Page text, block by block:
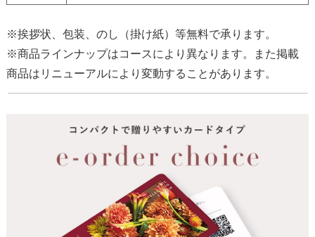
※挨拶状、包装、のし（掛け紙）等無料で承ります。
※商品ラインナップはコースにより異なります。また掲載
商品はリニューアルにより変動することがあります。